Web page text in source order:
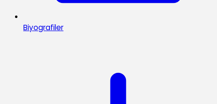
Biyografiler